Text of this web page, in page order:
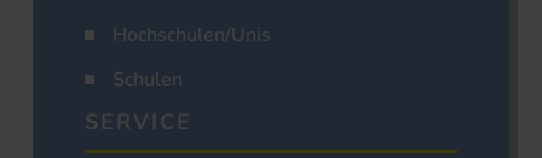
Hochschulen/Unis
Schulen
SERVICE